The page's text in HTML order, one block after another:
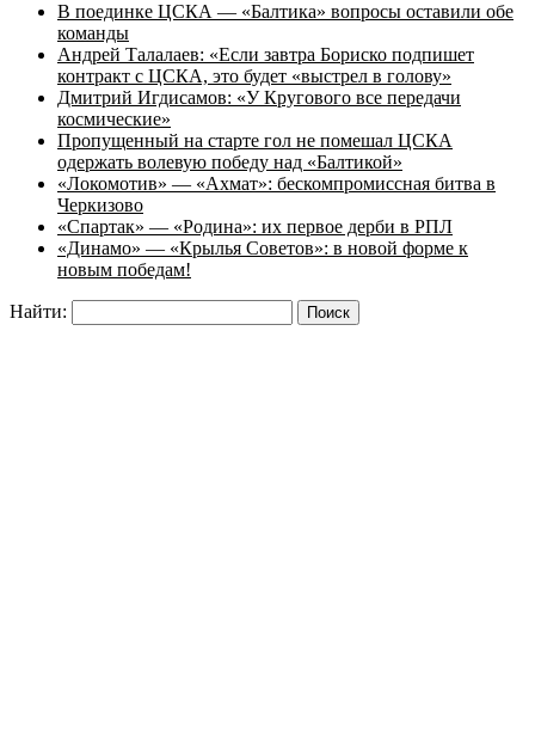
В поединке ЦСКА — «Балтика» вопросы оставили обе
команды
Андрей Талалаев: «Если завтра Бориско подпишет
контракт с ЦСКА, это будет «выстрел в голову»
Дмитрий Игдисамов: «У Кругового все передачи
космические»
Пропущенный на старте гол не помешал ЦСКА
одержать волевую победу над «Балтикой»
«Локомотив» — «Ахмат»: бескомпромиссная битва в
Черкизово
«Спартак» — «Родина»: их первое дерби в РПЛ
«Динамо» — «Крылья Советов»: в новой форме к
новым победам!
Найти: